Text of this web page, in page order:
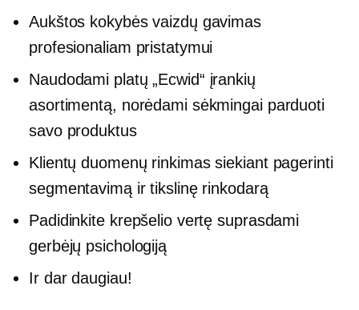
Aukštos kokybės vaizdų gavimas
profesionaliam pristatymui
Naudodami platų „Ecwid“ įrankių
asortimentą, norėdami sėkmingai parduoti
savo produktus
Klientų duomenų rinkimas siekiant pagerinti
segmentavimą ir tikslinę rinkodarą
Padidinkite krepšelio vertę suprasdami
gerbėjų psichologiją
Ir dar daugiau!